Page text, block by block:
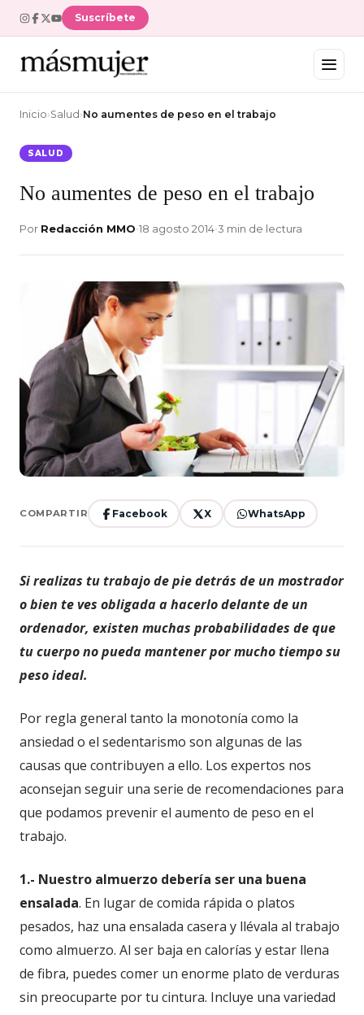
Suscríbete
Inicio›Salud ›No aumentes de peso en el trabajo
SALUD
No aumentes de peso en el trabajo
Por Redacción MMO•18 agosto 2014•3 min de lectura
COMPARTIR Facebook X WhatsApp
Si realizas tu trabajo de pie detrás de un mostrador
o bien te ves obligada a hacerlo delante de un
ordenador, existen muchas probabilidades de que
tu cuerpo no pueda mantener por mucho tiempo su
peso ideal.
Por regla general tanto la monotonía como la
ansiedad o el sedentarismo son algunas de las
causas que contribuyen a ello. Los expertos nos
aconsejan seguir una serie de recomendaciones para
que podamos prevenir el aumento de peso en el
trabajo.
1.- Nuestro almuerzo debería ser una buena
ensalada. En lugar de comida rápida o platos
pesados, haz una ensalada casera y llévala al trabajo
como almuerzo. Al ser baja en calorías y estar llena
de fibra, puedes comer un enorme plato de verduras
sin preocuparte por tu cintura. Incluye una variedad